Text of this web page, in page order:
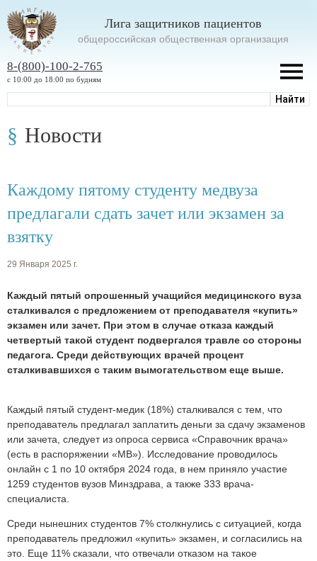
Лига защитников пациентов
oбщероссийская общественная организация
8-(800)-100-2-765
с 10:00 до 18:00 по будням
Новости
Каждому пятому студенту медвуза
предлагали сдать зачет или экзамен за
взятку
29 Января 2025 г.
Каждый пятый опрошенный учащийся медицинского вуза
сталкивался с предложением от преподавателя «купить»
экзамен или зачет. При этом в случае отказа каждый
четвертый такой студент подвергался травле со стороны
педагога. Среди действующих врачей процент
сталкивавшихся с таким вымогательством еще выше.
Каждый пятый студент-медик (18%) сталкивался с тем, что
преподаватель предлагал заплатить деньги за сдачу экзаменов
или зачета, следует из опроса сервиса «Справочник врача»
(есть в распоряжении «МВ»). Исследование проводилось
онлайн с 1 по 10 октября 2024 года, в нем приняло участие
1259 студентов вузов Минздрава, а также 333 врача-
специалиста.
Среди нынешних студентов 7% столкнулись с ситуацией, когда
преподаватель предложил «купить» экзамен, и согласились на
это. Еще 11% сказали, что отвечали отказом на такое